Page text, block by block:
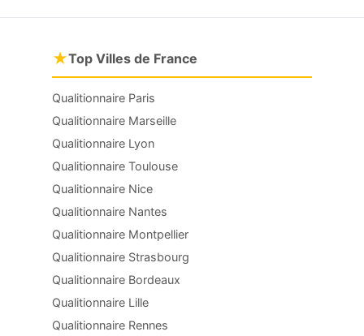
★Top Villes de France
Qualitionnaire Paris
Qualitionnaire Marseille
Qualitionnaire Lyon
Qualitionnaire Toulouse
Qualitionnaire Nice
Qualitionnaire Nantes
Qualitionnaire Montpellier
Qualitionnaire Strasbourg
Qualitionnaire Bordeaux
Qualitionnaire Lille
Qualitionnaire Rennes